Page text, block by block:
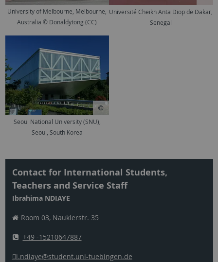
University of Melbourne, Melbourne,
Australia © Donaldytong (CC)
Université Cheikh Anta Diop de Dakar,
Senegal
Seoul National University (SNU),
Seoul, South Korea
Contact for International Students,
Teachers and Service Staff
Ibrahima NDIAYE
Room 03, Nauklerstr. 35
+49 -15210647887
i.ndiaye@student.uni-tuebingen.de